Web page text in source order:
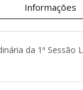
Informações
da 1ª Sessão